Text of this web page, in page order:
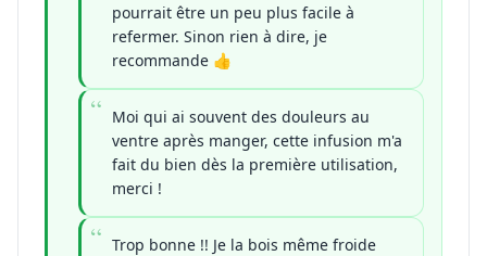
pourrait être un peu plus facile à
refermer. Sinon rien à dire, je
recommande 👍
Moi qui ai souvent des douleurs au
ventre après manger, cette infusion m'a
fait du bien dès la première utilisation,
merci !
Trop bonne !! Je la bois même froide